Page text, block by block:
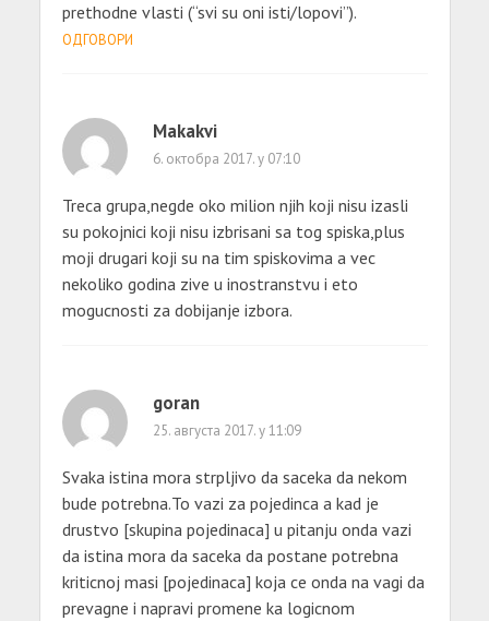
prethodne vlasti (“svi su oni isti/lopovi”).
ОДГОВОРИ
Makakvi
6. октобра 2017. у 07:10
Treca grupa,negde oko milion njih koji nisu izasli
su pokojnici koji nisu izbrisani sa tog spiska,plus
moji drugari koji su na tim spiskovima a vec
nekoliko godina zive u inostranstvu i eto
mogucnosti za dobijanje izbora.
goran
25. августа 2017. у 11:09
Svaka istina mora strpljivo da saceka da nekom
bude potrebna.To vazi za pojedinca a kad je
drustvo [skupina pojedinaca] u pitanju onda vazi
da istina mora da saceka da postane potrebna
kriticnoj masi [pojedinaca] koja ce onda na vagi da
prevagne i napravi promene ka logicnom